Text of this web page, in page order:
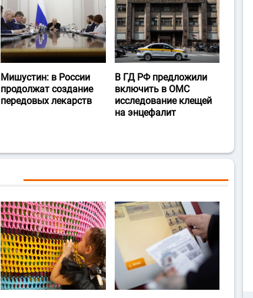
Мишустин: в России
продолжат создание
передовых лекарств
В ГД РФ предложили
включить в ОМС
исследование клещей
на энцефалит